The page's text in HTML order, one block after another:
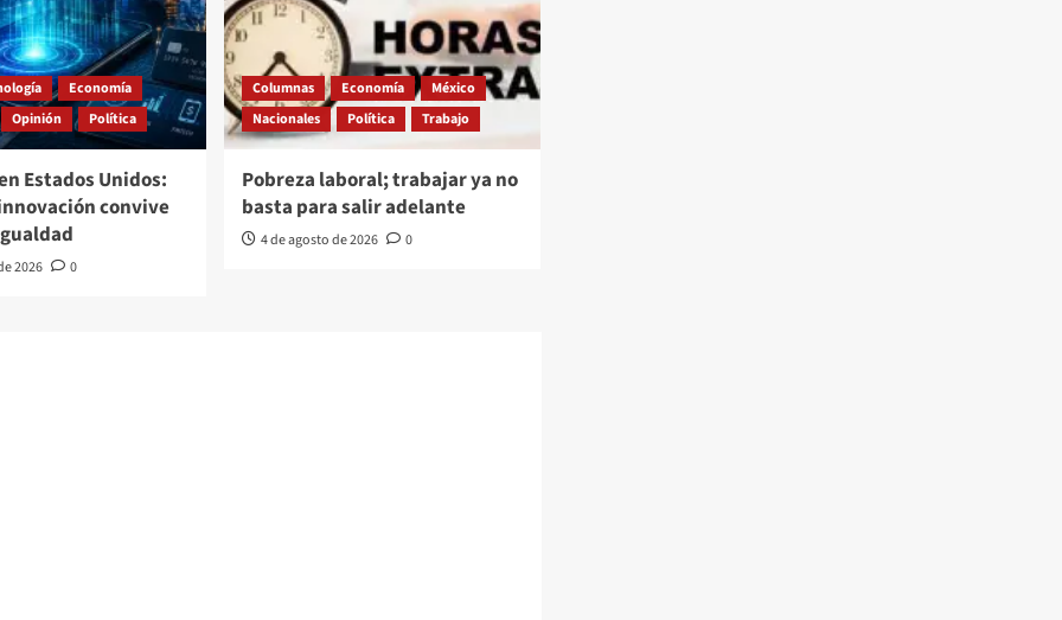
Economía
Opinión
Política
Estados Unidos:
convive
2026 0
Columnas Economía
México
Nacionales
Política Trabajo
Pobreza laboral; trabajar ya no
basta para salir adelante
4 de agosto de 2026 0